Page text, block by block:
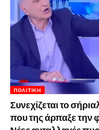
ΠΟΛΙΤΙΚΉ
Συνεχίζεται το
που της άρπαξε την